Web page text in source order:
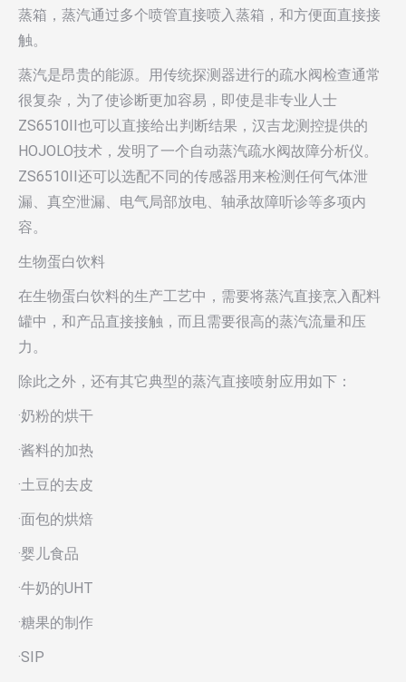
蒸箱，蒸汽通过多个喷管直接喷入蒸箱，和方便面直接接
触。
蒸汽是昂贵的能源。用传统探测器进行的疏水阀检查通常
很复杂，为了使诊断更加容易，即使是非专业人士
ZS6510II也可以直接给出判断结果，汉吉龙测控提供的
HOJOLO技术，发明了一个自动蒸汽疏水阀故障分析仪。
ZS6510II还可以选配不同的传感器用来检测任何气体泄
漏、真空泄漏、电气局部放电、轴承故障听诊等多项内
容。
生物蛋白饮料
在生物蛋白饮料的生产工艺中，需要将蒸汽直接烹入配料
罐中，和产品直接接触，而且需要很高的蒸汽流量和压
力。
除此之外，还有其它典型的蒸汽直接喷射应用如下：
·奶粉的烘干
·酱料的加热
·土豆的去皮
·面包的烘焙
·婴儿食品
·牛奶的UHT
·糖果的制作
·SIP